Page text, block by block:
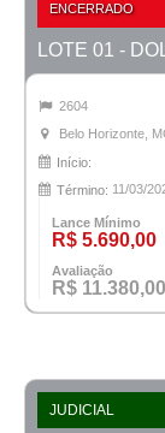
ENCERRADO
2604
Belo Horizonte,
Início:
Término: 11/03/
Lance Mínimo
R$ 5.690,00
Avaliação
R$ 11.380,00
JUDICIAL